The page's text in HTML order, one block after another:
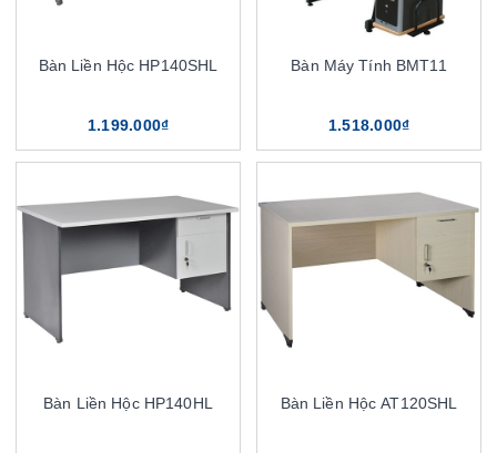
Bàn Liền Hộc HP140SHL
1.199.000₫
Bàn Máy Tính BMT11
1.518.000₫
Bàn Liền Hộc HP140HL Bàn Liền Hộc AT120SHL